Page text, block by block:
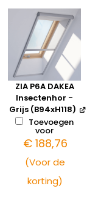
ZIA P6A DAKEA
Insectenhor -
Grijs (B94xH118)
Toevoegen
voor
€188,76
(Voor de
korting)